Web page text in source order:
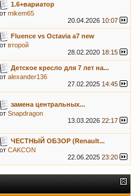
1.6+вариатор
от mikem65
20.04.2026 10:07
Fluence vs Octavia a7 new
от второй
28.02.2020 18:15
Детское кресло для 7 лет на...
от alexander136
27.02.2025 14:45
замена центральных...
от Snapdragon
13.03.2026 22:17
ЧЕСТНЫЙ ОБЗОР (Renault...
от CAKCON
22.06.2025 23:20